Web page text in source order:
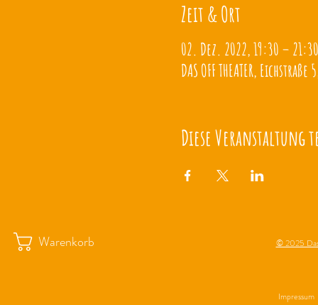
Zeit & Ort
02. Dez. 2022, 19:30 –
DAS OFF THEATER,
Diese Veranstaltung
Warenkorb © 2025
Impressum